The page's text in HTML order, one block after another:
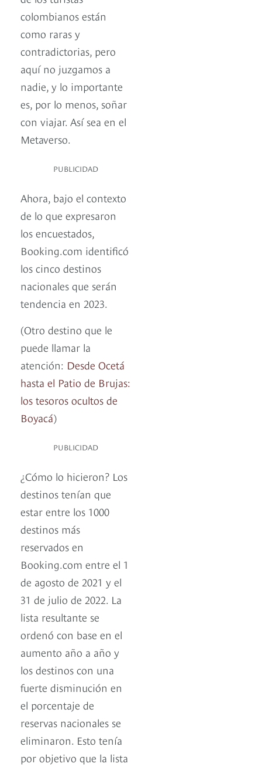
colombianos están
como raras y
contradictorias, pero
aquí no juzgamos a
nadie, y lo importante
es, por lo menos, soñar
con viajar. Así sea en el
Metaverso.
PUBLICIDAD
Ahora, bajo el contexto
de lo que expresaron
los encuestados,
Booking.com identificó
los cinco destinos
nacionales que serán
tendencia en 2023.
(Otro destino que le
puede llamar la
atención: Desde Ocetá
hasta el Patio de Brujas:
los tesoros ocultos de
Boyacá)
PUBLICIDAD
¿Cómo lo hicieron? Los
destinos tenían que
estar entre los 1000
destinos más
reservados en
Booking.com entre el 1
de agosto de 2021 y el
31 de julio de 2022. La
lista resultante se
ordenó con base en el
aumento año a año y
los destinos con una
fuerte disminución en
el porcentaje de
reservas nacionales se
eliminaron. Esto tenía
por objetivo que la lista